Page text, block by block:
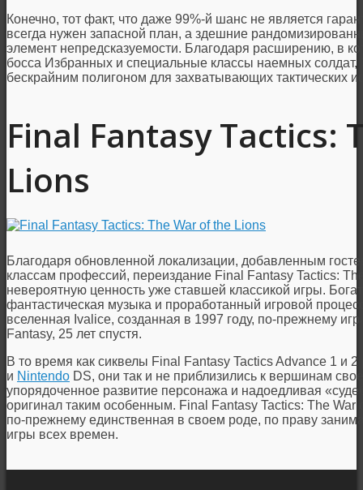
Конечно, тот факт, что даже 99%-й шанс не является
всегда нужен запасной план, а здешние
элемент непредсказуемости. Благодаря расширению, в
босса Избранных и специальные классы наемных солдат,
бескрайним полигоном для захватывающих тактических
Final Fantasy Tactics:
Lions
Благодаря обновленной локализации, добавленным
классам профессий, переиздание Final Fantasy Tactics:
невероятную ценность уже ставшей классикой игры.
фантастическая музыка и проработанный игровой
вселенная Ivalice, созданная в 1997 году, по-прежнему
Fantasy, 25 лет спустя.
В то время как сиквелы Final Fantasy Tactics Advance 1 и
и Nintendo DS, они так и не приблизились к вершинам
упорядоченное развитие персонажа и надоедливая
оригинал таким особенным. Final Fantasy Tactics: The
по-прежнему единственная в своем роде, по праву
игры всех времен.